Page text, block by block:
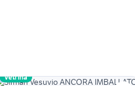
Vetrina